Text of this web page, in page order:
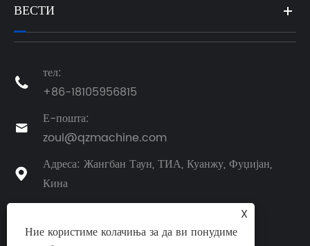
ВЕСТИ

тел:
+86-18105956815

Е-пошта:
zoul@qzmachine.com

Адреса: Жангбан Таун, ТИА, Куанжу, Фуџијан,
Кина
X
Ние користиме колачиња за да ви понудиме